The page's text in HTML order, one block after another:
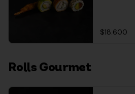
$18.600
Rolls Gourmet